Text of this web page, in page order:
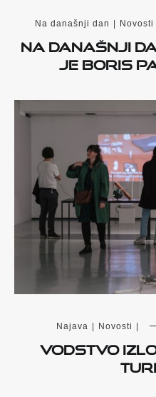
Na današnji dan Novosti
Na današnji
je Boris
Najava Novosti
Vodstvo